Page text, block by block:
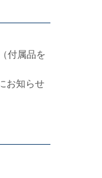
付属品を
お知らせ